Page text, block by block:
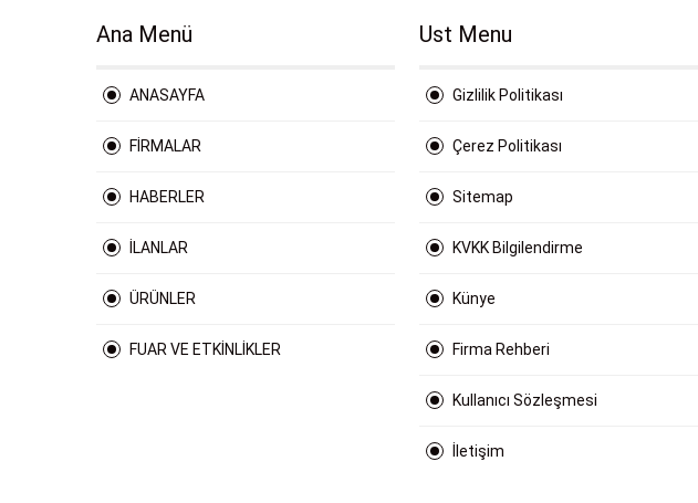
Ana Menü
ANASAYFA
FİRMALAR
HABERLER
İLANLAR
ÜRÜNLER
FUAR VE ETKİNLİKLER
Ust Menu
Gizlilik Politikası
Çerez Politikası
Sitemap
KVKK Bilgilendirme
Künye
Firma Rehberi
Kullanıcı Sözleşmesi
İletişim